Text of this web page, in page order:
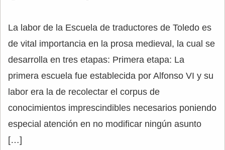
La labor de la Escuela de traductores de Toledo es
de vital importancia en la prosa medieval, la cual se
desarrolla en tres etapas: Primera etapa: La
primera escuela fue establecida por Alfonso VI y su
labor era la de recolectar el corpus de
conocimientos imprescindibles necesarios poniendo
especial atención en no modificar ningún asunto
[…]